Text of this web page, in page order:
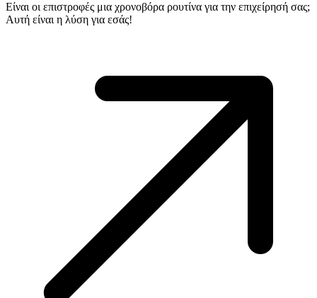
Είναι οι επιστροφές μια χρονοβόρα ρουτίνα για την επιχείρησή σας;
Αυτή είναι η λύση για εσάς!